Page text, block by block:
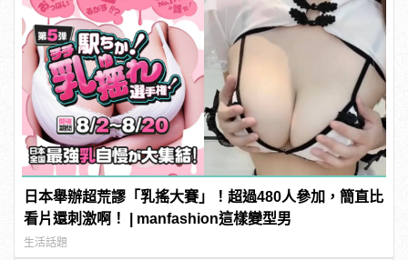
日本舉辦超荒謬「乳搖大賽」！超過480人參加，簡直比
看片還刺激啊！ | manfashion這樣變型男
生活話題